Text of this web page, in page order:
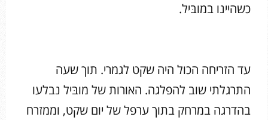
כשהיינו במובּיל.
עד הזריחה הכול היה שקט לגמרי. תוך שעה
התרגלתי שוב להפלגה. האורות של מובּיל נבלעו
בהדרגה במרחק בתוך ערפל של יום שקט, וממזרח